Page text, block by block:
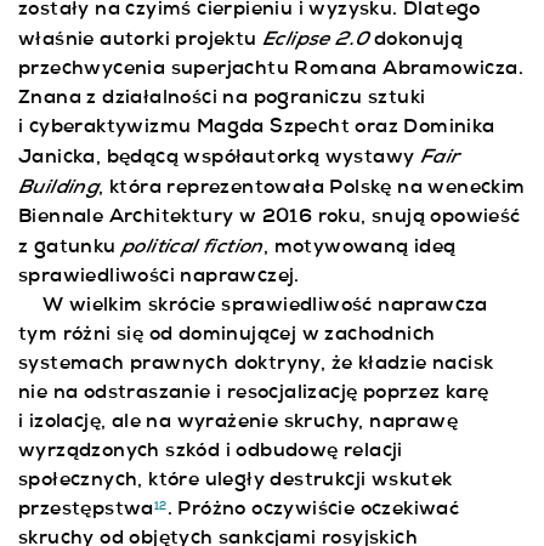
zostały na czyimś cierpieniu i wyzysku. Dlatego
właśnie autorki projektu Eclipse 2.0dokonują
przechwycenia superjachtu Romana Abramowicza.
Znana z działalności na pograniczu sztuki
i cyberaktywizmu Magda Szpecht oraz Dominika
Janicka, będącą współautorką wystawy Fair
Building, która reprezentowała Polskę na weneckim
Biennale Architektury w 2016 roku, snują opowieść
z gatunkupolitical fiction, motywowaną ideą
sprawiedliwości naprawczej.
W wielkim skrócie sprawiedliwość naprawcza
tym różni się od dominującej w zachodnich
systemach prawnych doktryny, że kładzie nacisk
nie na odstraszanie i resocjalizację poprzez karę
i izolację, ale na wyrażenie skruchy, naprawę
wyrządzonych szkód i odbudowę relacji
społecznych, które uległy destrukcji wskutek
przestępstwa 12 . Próżno oczywiście oczekiwać
skruchy od objętych sankcjami rosyjskich